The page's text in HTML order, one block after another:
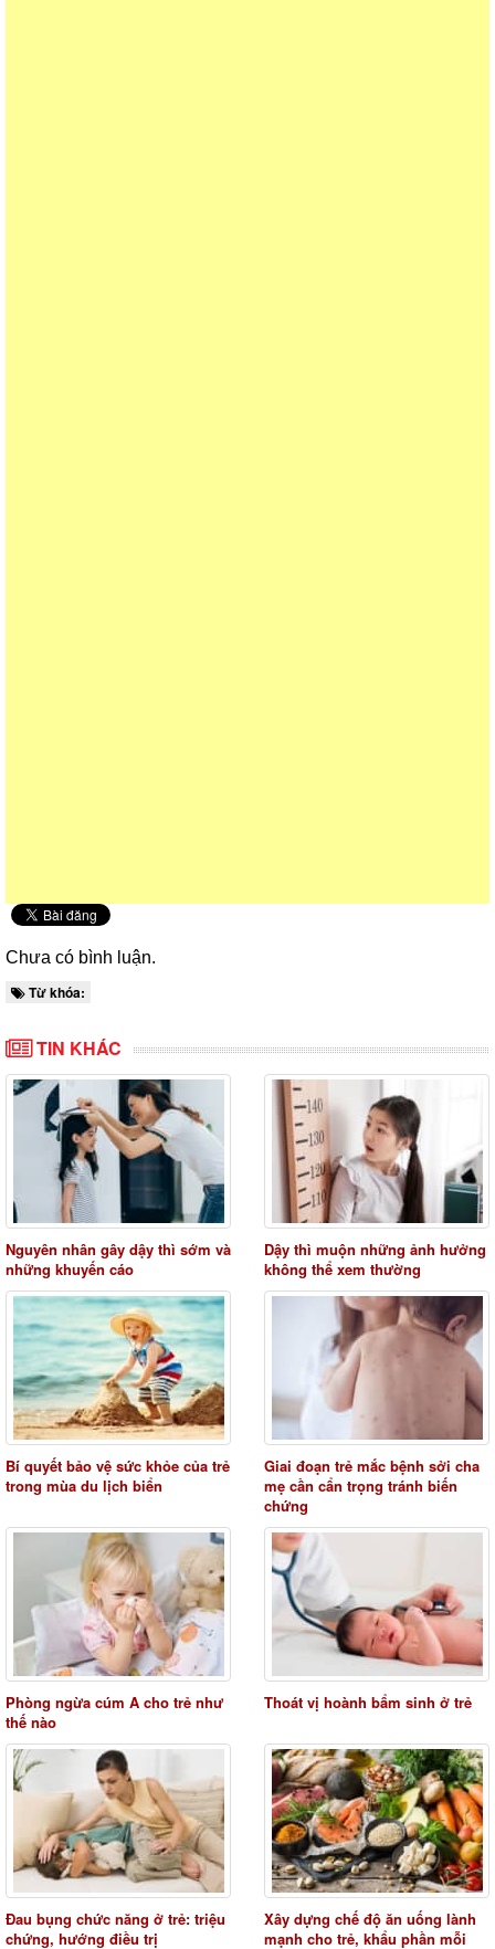
Chưa có bình luận.
Từ khóa:
TIN KHÁC
Nguyên nhân gây dậy thì sớm và
những khuyến cáo
Dậy thì muộn những ảnh hưởng
không thể xem thường
Bí quyết bảo vệ sức khỏe của trẻ
trong mùa du lịch biển
Giai đoạn trẻ mắc bệnh sởi cha
mẹ cần cẩn trọng tránh biến
chứng
Phòng ngừa cúm A cho trẻ như
thế nào
Thoát vị hoành bẩm sinh ở trẻ
Đau bụng chức năng ở trẻ: triệu
chứng, hướng điều trị
Xây dựng chế độ ăn uống lành
mạnh cho trẻ, khẩu phần mỗi